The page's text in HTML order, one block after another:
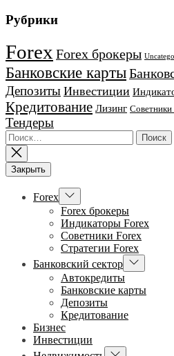
Рубрики
Forex Forex брокеры
Банковские карты
Депозиты Инвестиции
Кредитование Лизинг Советники
Тендеры
Найти:
Закрыть
Forex Показывать
подменю
Forex брокеры
Индикаторы Forex
Советники Forex
Стратегии Forex
Банковский сектор Показывать
подменю
Автокредиты
Банковские карты
Депозиты
Кредитование
Бизнес
Инвестиции
Показывать